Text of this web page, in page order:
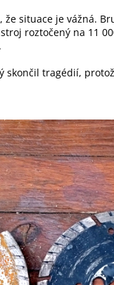
situace je vážná.
roztočený na 11
skončil tragédií,